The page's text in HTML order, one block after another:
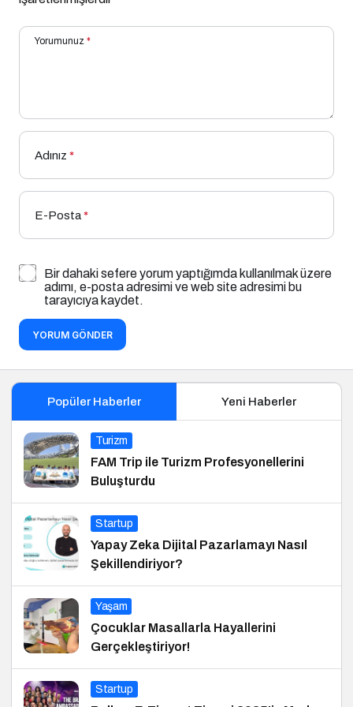
Yorumunuz *
Adınız *
E-Posta*
Bir dahaki sefere yorum yaptığımda kullanılmak üzere
adımı, e-posta adresimi ve web site adresimi bu
tarayıcıya kaydet.
YORUM GÖNDER
Popüler Haberler Yeni Haberler
Turizm
FAM Trip ile Turizm Profesyonellerini
Buluşturdu
Startup
Yapay Zeka Dijital Pazarlamayı Nasıl
Şekillendiriyor?
Yaşam
Çocuklar Masallarla Hayallerini
Gerçekleştiriyor!
Startup